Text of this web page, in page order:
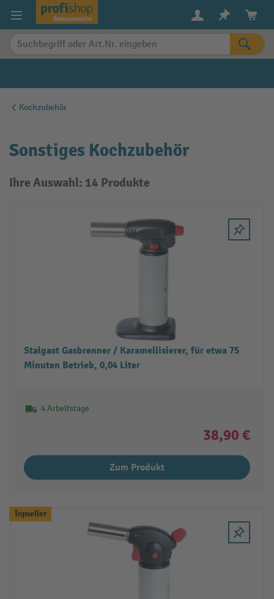
springen
Kochzubehör
Sonstiges Kochzubehör
Ihre Auswahl: 14 Produkte
Stalgast Gasbrenner / Karamellisierer, für etwa 75
Minuten Betrieb, 0,04 Liter
4 Arbeitstage
38,90 €
Zum Produkt
Topseller